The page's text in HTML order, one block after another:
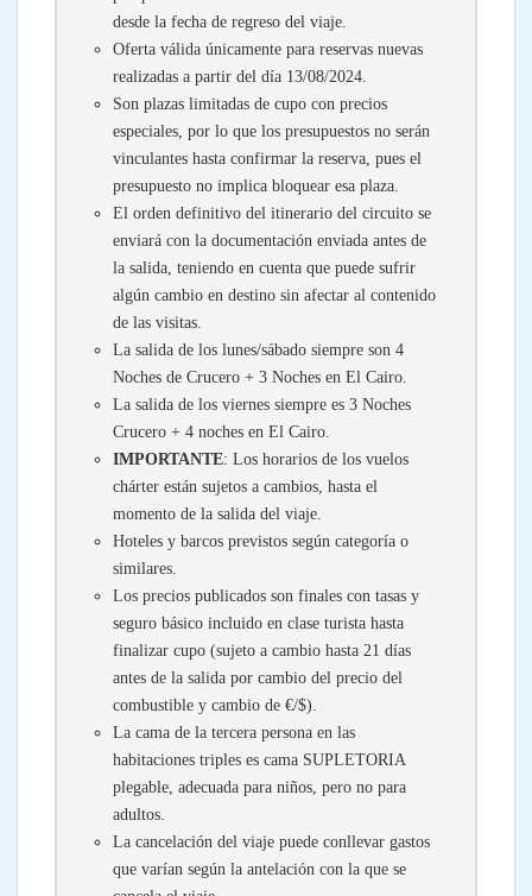
desde la fecha de regreso del viaje.
Oferta válida únicamente para reservas nuevas
realizadas a partir del día 13/08/2024.
Son plazas limitadas de cupo con precios
especiales, por lo que los presupuestos no serán
vinculantes hasta confirmar la reserva, pues el
presupuesto no implica bloquear esa plaza.
El orden definitivo del itinerario del circuito se
enviará con la documentación enviada antes de
la salida, teniendo en cuenta que puede sufrir
algún cambio en destino sin afectar al contenido
de las visitas.
La salida de los lunes/sábado siempre son 4
Noches de Crucero + 3 Noches en El Cairo.
La salida de los viernes siempre es 3 Noches
Crucero + 4 noches en El Cairo.
IMPORTANTE: Los horarios de los vuelos
chárter están sujetos a cambios, hasta el
momento de la salida del viaje.
Hoteles y barcos previstos según categoría o
similares.
Los precios publicados son finales con tasas y
seguro básico incluido en clase turista hasta
finalizar cupo (sujeto a cambio hasta 21 días
antes de la salida por cambio del precio del
combustible y cambio de €/$).
La cama de la tercera persona en las
habitaciones triples es cama SUPLETORIA
plegable, adecuada para niños, pero no para
adultos.
La cancelación del viaje puede conllevar gastos
que varían según la antelación con la que se